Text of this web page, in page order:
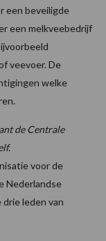
een beveiligde
een melkveebedrijf
veevoer. De
welke
de Centrale
voor de
Nederlandse
leden van